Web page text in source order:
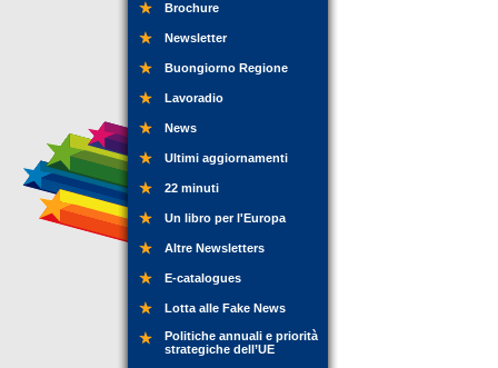
Brochure
Newsletter
Buongiorno Regione
Lavoradio
News
Ultimi aggiornamenti
22 minuti
Un libro per l'Europa
Altre Newsletters
E-catalogues
Lotta alle Fake News
Politiche annuali e priorità
strategiche dell’UE